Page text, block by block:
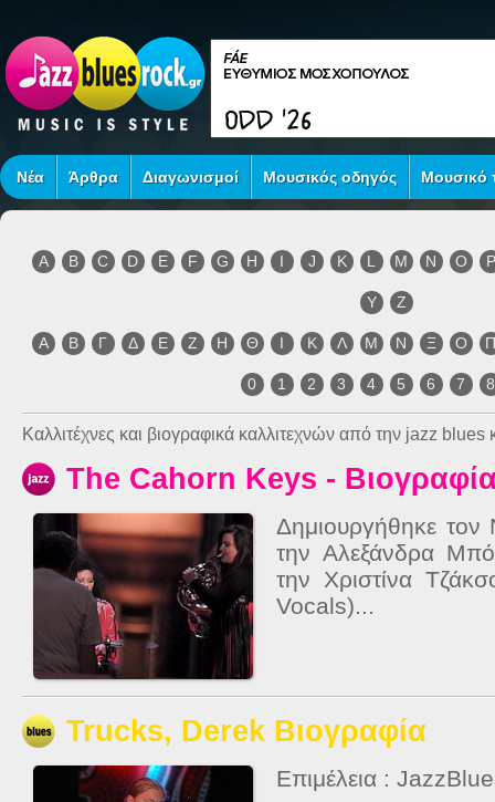
Νέα Άρθρα Διαγωνισμοί Μουσικός οδηγός Μουσικό
A B C D E F G H I J K L M N O P
Y Z
Α Β Γ Δ Ε Ζ Η Θ Ι Κ Λ Μ Ν Ξ Ο
0 1 2 3 4 5 6 7 8
Καλλιτέχνες και βιογραφικά καλλιτεχνών από την jazz blues
The Cahorn Keys -
Δημιουργήθηκε
την Αλεξάνδρα
την Χριστίνα
Vocals)...
Trucks, Derek Βιογραφία
Επιμέλεια :